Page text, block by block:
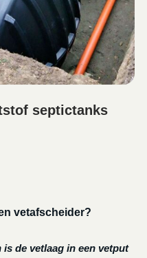
septictanks
vetafscheider?
is de vetlaag in een vetput